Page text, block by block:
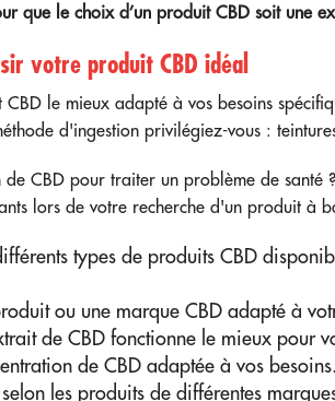
que le choix d’un produit CBD soit une
votre produit CBD idéal
le mieux adapté à vos besoins
d'ingestion privilégiez-vous :
de CBD pour traiter un problème de santé
lors de votre recherche d'un produit à
types de produits CBD
ou une marque CBD adapté à
de CBD fonctionne le mieux pour
de CBD adaptée à vos
les produits de différentes